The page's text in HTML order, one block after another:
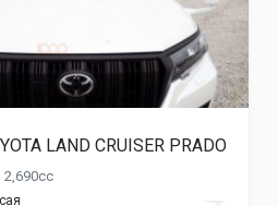
LAND CRUISER PRADO
2,690cc
сая